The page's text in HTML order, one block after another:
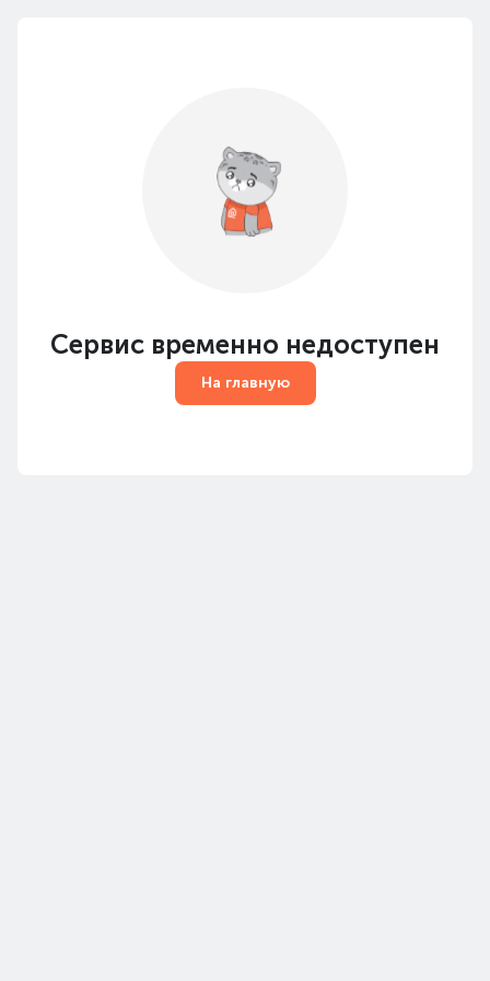
Сервис временно недоступен
На главную